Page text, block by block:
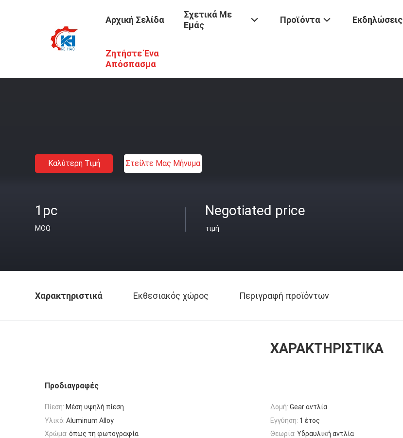
Αρχική Σελίδα
Σχετικά Με
Εμάς
Προϊόντα Εκδηλώσεις
Ζητήστε Ένα
Απόσπασμα
Αρχική Σελίδα Προϊόντα / HITACHI Αντλία Εργαλείων
Καλύτερη Τιμή Στείλτε Μας Μήνυμα
1pc
MOQ
Negotiated price
τιμή
Χαρακτηριστικά Εκθεσιακός χώρος Περιγραφή προϊόντων
ΧΑΡΑΚΤΗΡΙΣΤΙΚΆ
Προδιαγραφές
Πίεση: Μέση υψηλή πίεση Δομή: Gear αντλία
Υλικό: Aluminum Alloy Εγγύηση: 1 έτος
Χρώμα: όπως τη φωτογραφία Θεωρία: Υδραυλική αντλία